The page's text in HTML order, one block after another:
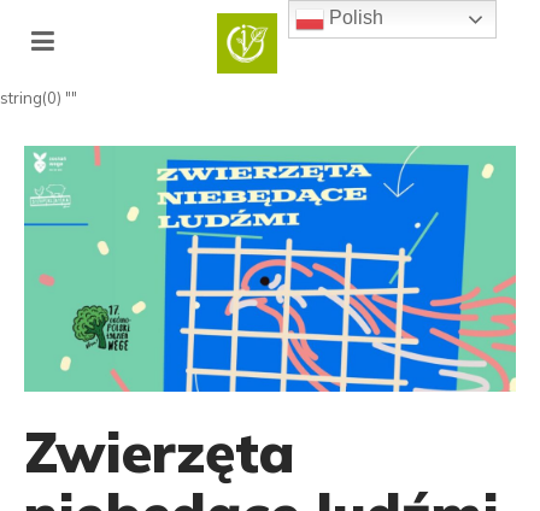
string(0) ""
Zwierzęta
Polish